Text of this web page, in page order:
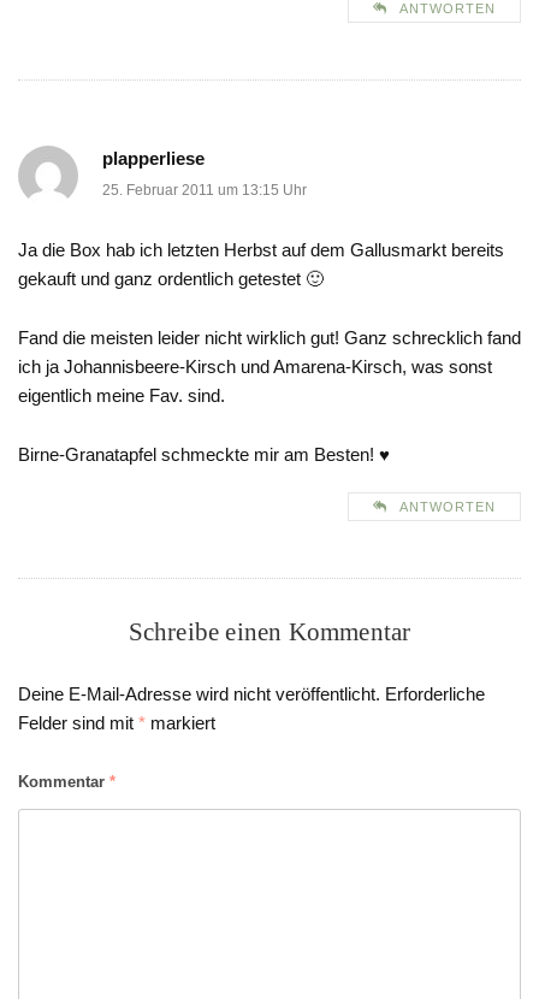
ANTWORTEN
plapperliese
25. Februar 2011 um 13:15 Uhr
Ja die Box hab ich letzten Herbst auf dem Gallusmarkt bereits
gekauft und ganz ordentlich getestet 🙂
Fand die meisten leider nicht wirklich gut! Ganz schrecklich fand
ich ja Johannisbeere-Kirsch und Amarena-Kirsch, was sonst
eigentlich meine Fav. sind.
Birne-Granatapfel schmeckte mir am Besten! ♥
ANTWORTEN
Schreibe einen Kommentar
Deine E-Mail-Adresse wird nicht veröffentlicht. Erforderliche
Felder sind mit * markiert
Kommentar *